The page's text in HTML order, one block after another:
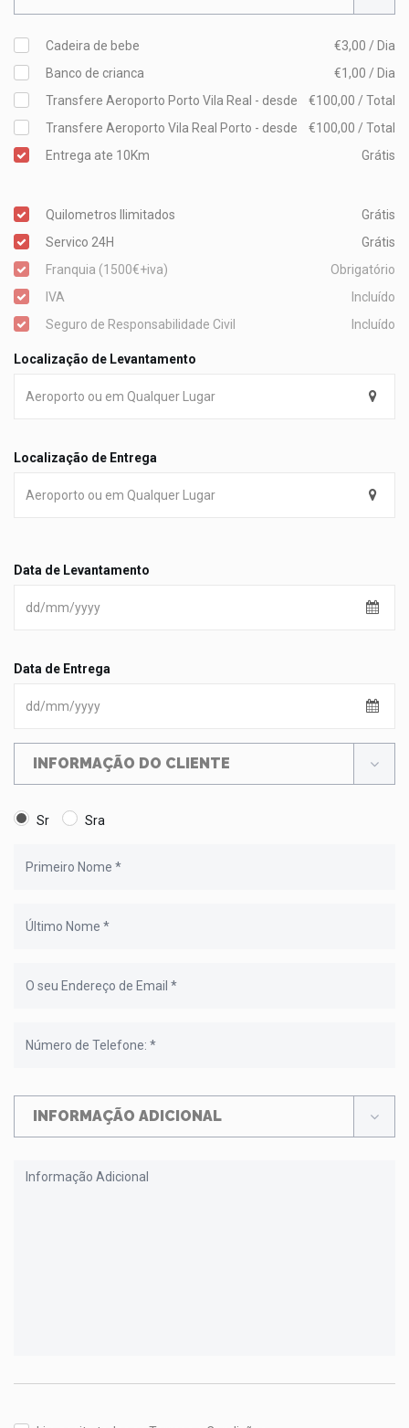
Cadeira de bebe
€3,00 / Dia
Banco de crianca
€1,00 / Dia
Transfere Aeroporto Porto Vila Real - desde
€100,00 / Total
Transfere Aeroporto Vila Real Porto - desde
€100,00 / Total
Entrega ate 10Km
Grátis
Quilometros Ilimitados
Grátis
Servico 24H
Grátis
Franquia (1500€+iva)
Obrigatório
IVA
Incluído
Seguro de Responsabilidade Civil
Incluído
Localização de Levantamento
Localização de Entrega
Data de Levantamento
Data de Entrega
INFORMAÇÃO DO CLIENTE
Sr Sra
INFORMAÇÃO ADICIONAL